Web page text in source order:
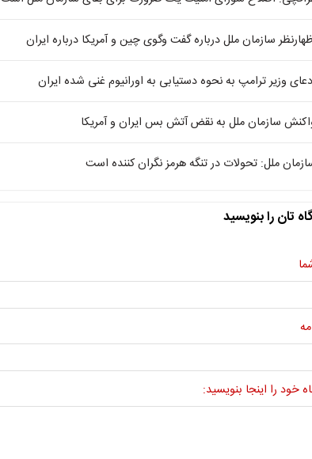
سازمان ملل درباره گفت وگوی چین و آمریکا درباره ایران
وزیر ترامپ به نحوه دستیابی به اورانیوم غنی شده ایران
سازمان ملل به نقض آتش بس ایران و آمریکا
ملل: تحولات در تنگه هرمز نگران کننده است
تان را بنویسید
خود را اینجا بنویسید: